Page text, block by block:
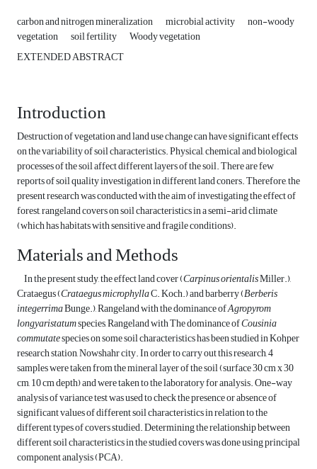
carbon and nitrogen mineralization microbial activity non-woody
vegetation soil fertility
Woody vegetation
EXTENDED ABSTRACT
Introduction
Destruction of vegetation and land use change can have significant effects
on the variability of soil characteristics. Physical, chemical and biological
processes of the soil affect different layers of the soil. There are few
reports of soil quality investigation in different land coners. Therefore, the
present research was conducted with the aim of investigating the effect of
forest, rangeland covers on soil characteristics in a semi-arid climate
(which has habitats with sensitive and fragile conditions).
Materials and Methods
In the present study, the effect land cover (Carpinus orientalisMiller.),
Crataegus (Crataegus microphyllaC. Koch.) and barberry (Berberis
integerrimaBunge.), Rangeland with the dominance ofAgropyrom
longyaristatumspecies, Rangeland with The dominance ofCousinia
commutatespecies on some soil characteristics has been studied in Kohper
research station, Nowshahr city. In order to carry out this research, 4
samples were taken from the mineral layer of the soil (surface 30 cm x 30
cm, 10 cm depth) and were taken to the laboratory for analysis. One-way
analysis of variance test was used to check the presence or absence of
significant values of different soil characteristics in relation to the
different types of covers studied. Determining the relationship between
different soil characteristics in the studied covers was done using principal
component analysis (PCA).